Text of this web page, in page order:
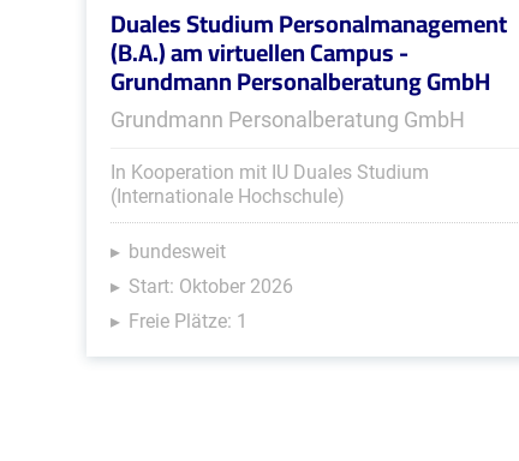
Duales Studium Personalmanagement
(B.A.) am virtuellen Campus -
Grundmann Personalberatung GmbH
Grundmann Personalberatung GmbH
In Kooperation mit IU Duales Studium
(Internationale Hochschule)
bundesweit
Start: Oktober 2026
Freie Plätze: 1